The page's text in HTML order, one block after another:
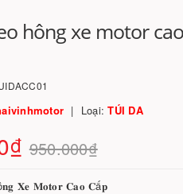
hông xe motor
Loại:TÚI DA
950.000₫
𝐗𝐞 𝐌𝐨𝐭𝐨𝐫 𝐂𝐚𝐨 𝐂ấ𝐩